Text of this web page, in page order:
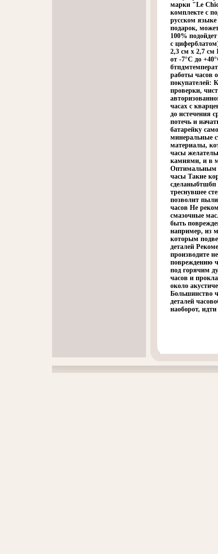
марки "Le
комплекте с
русском
подарок,
100%
с
2,3 см х 2,7 см
от -7°С до
работы часов
покупателей:
проверки,
часах с
до истечения
потечь и
батарейку
минеральные
материалы,
часы
камнями, и в
Оптимальным
часы Такие
сделаныбтшбп
треснувшее
позволит
часов Не
смазочные
быть
например, из
которым
деталей
производите
повреждению
под горячим
часов и
около
Большинство
деталей
наоборот,